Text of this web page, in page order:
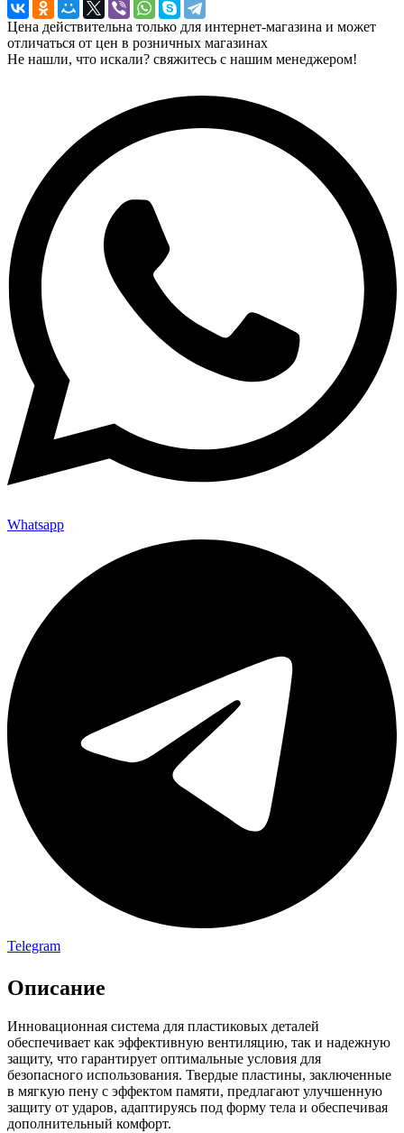
Цена действительна только для интернет-магазина и может
отличаться от цен в розничных магазинах
Не нашли, что искали? свяжитесь с нашим менеджером!
Whatsapp
Telegram
Описание
Инновационная система для пластиковых деталей
обеспечивает как эффективную вентиляцию, так и надежную
защиту, что гарантирует оптимальные условия для
безопасного использования. Твердые пластины, заключенные
в мягкую пену с эффектом памяти, предлагают улучшенную
защиту от ударов, адаптируясь под форму тела и обеспечивая
дополнительный комфорт.